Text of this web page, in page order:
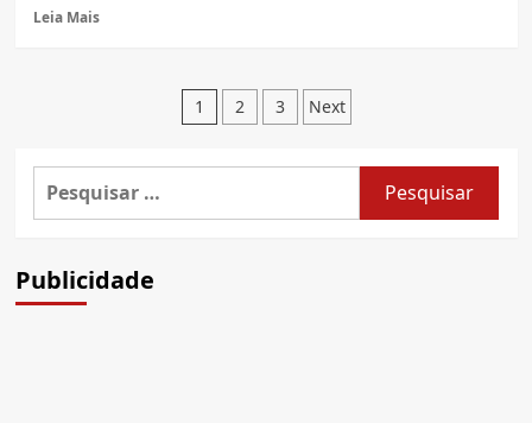
nesta
Leia MaisRead
de
velocidade
sobre
alcança
Paginação
1 2 3 Next
Pesquisar
por:
Publicidade